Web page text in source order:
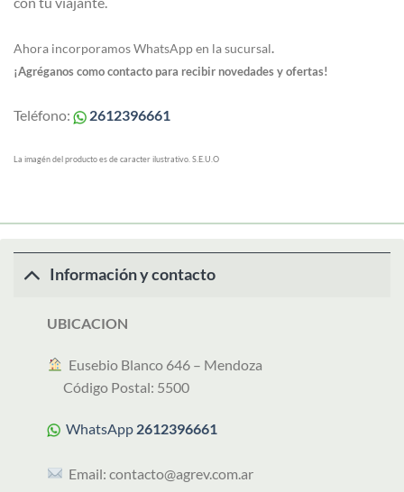
Ahora incorporamos WhatsApp en la sucursal.
¡Agréganos como contacto para recibir novedades y ofertas!
Teléfono: 2612396661
La imagén del producto es de caracter ilustrativo. S.E.U.O
Información y contacto
UBICACION
︎ Eusebio Blanco 646 – Mendoza
Código Postal: 5500
WhatsApp 2612396661
Email:contacto@agrev.com.ar